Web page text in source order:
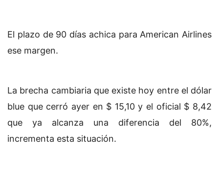
El plazo de 90 días achica para American Airlines
ese margen.
La brecha cambiaria que existe hoy entre el dólar
blue que cerró ayer en $ 15,10 y el oficial $ 8,42
que ya alcanza una diferencia del 80%,
incrementa esta situación.